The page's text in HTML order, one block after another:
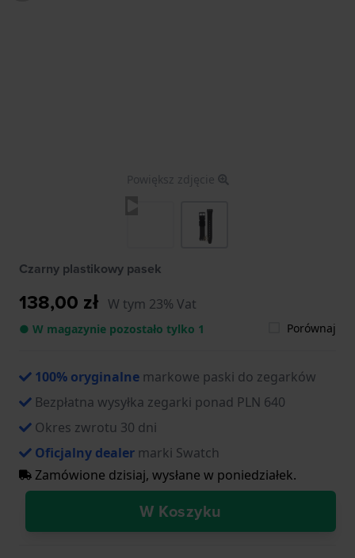
Powiększ zdjęcie
Czarny plastikowy pasek
138,00 zł W tym 23% Vat
● W magazynie pozostało tylko 1 Porównaj
100% oryginalne markowe paski do zegarków
Bezpłatna wysyłka zegarki ponad PLN 640
Okres zwrotu 30 dni
Oficjalny dealer marki Swatch
Zamówione dzisiaj, wysłane w poniedziałek.
W Koszyku